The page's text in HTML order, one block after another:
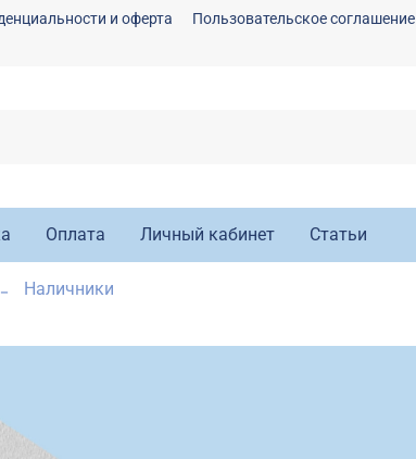
и оферта Пользовательское соглашение
Оплата Личный кабинет Статьи
Наличники